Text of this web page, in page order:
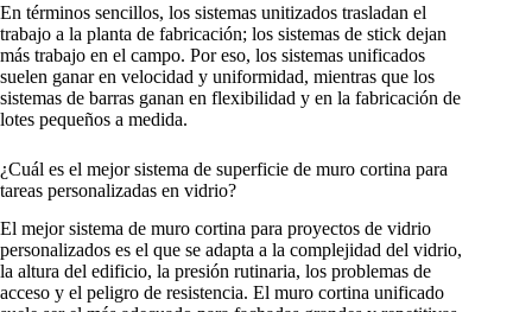
En términos sencillos, los sistemas unitizados trasladan el
trabajo a la planta de fabricación; los sistemas de stick dejan
más trabajo en el campo. Por eso, los sistemas unificados
suelen ganar en velocidad y uniformidad, mientras que los
sistemas de barras ganan en flexibilidad y en la fabricación de
lotes pequeños a medida.
¿Cuál es el mejor sistema de superficie de muro cortina para
tareas personalizadas en vidrio?
El mejor sistema de muro cortina para proyectos de vidrio
personalizados es el que se adapta a la complejidad del vidrio,
la altura del edificio, la presión rutinaria, los problemas de
acceso y el peligro de resistencia. El muro cortina unificado